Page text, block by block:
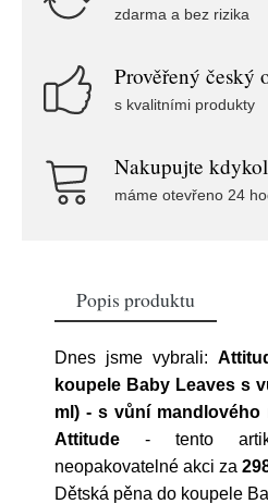
zdarma a bez rizika
Prověřený český
s kvalitními produkty
Nakupujte
máme otevřeno 24
Popis produktu
Dnes jsme vybrali:
koupele Baby Leaves s
ml) - s vůní mandlového
Attitude - tento
neopakovatelné akci za
Dětská pěna do koupele